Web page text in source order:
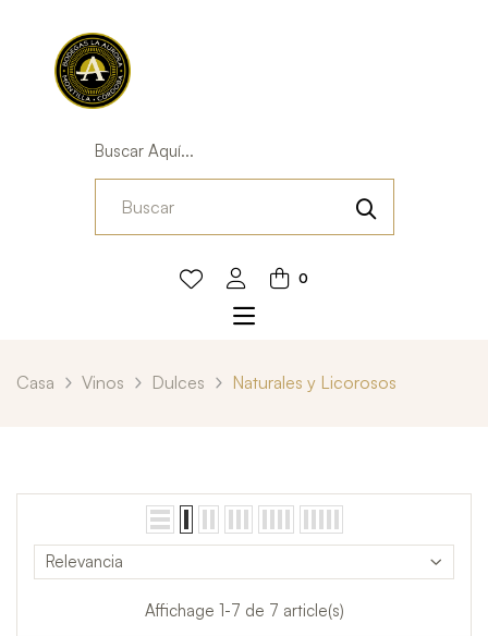
Buscar Aquí...
0
Casa Vinos Dulces Naturales y Licorosos
Relevancia
Affichage 1-7 de 7 article(s)